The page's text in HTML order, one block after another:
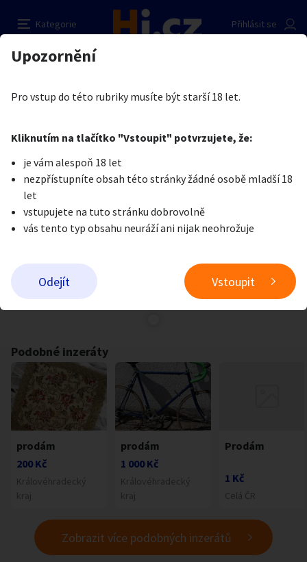
Kategorie
Přihlásit se
Auto-moto
Reality a bydlení Seznamka
Zvířata
Stroje a nářadí PC a elektro Sport a hobby
Sběratelství
Přidat inzerát
Erotika Erotické zboží
Je nám líto, ale tenhle inzerát již není aktuální.
Podobné inzeráty
prodám
200 Kč
prodám
1 000 Kč
Prodám
1 Kč
Zobrazit více podobných inzerátů
Prodám
Prodávající
Pošlete uživateli zprávu
Nahlásit inzerát
Upozornění
Pro vstup do této rubriky musíte být starší 18 let.
Kliknutím na tlačítko "Vstoupit" potvrzujete, že:
je vám alespoň 18 let
nezpřístupníte obsah této stránky žádné osobě mladší 18
let
vstupujete na tuto stránku dobrovolně
vás tento typ obsahu neuráží ani nijak neohrožuje
Odejít Vstoupit